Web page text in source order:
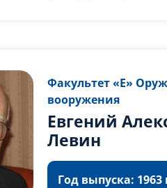
его руководством налажен
завода с 2000 по 2009 г.
Факультет «Е»
вооружения
Евгений
Левин
Год выпуска: 1963